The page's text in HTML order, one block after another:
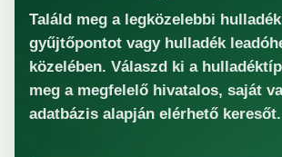
Találd meg a legközelebbi
gyűjtőpontot vagy hulladék
közelében. Válaszd ki a
meg a megfelelő hivatalos, saját
adatbázis alapján elérhető keresőt.